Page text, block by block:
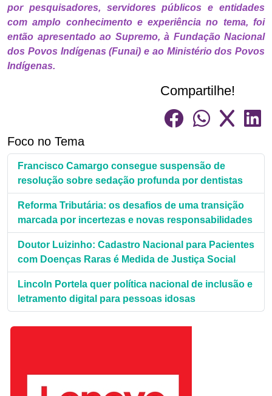
por pesquisadores, servidores públicos e entidades
com amplo conhecimento e experiência no tema, foi
então apresentado ao Supremo, à Fundação Nacional
dos Povos Indígenas (Funai) e ao Ministério dos Povos
Indígenas.
Compartilhe!
Foco no Tema
Francisco Camargo consegue suspensão de
resolução sobre sedação profunda por dentistas
Reforma Tributária: os desafios de uma transição
marcada por incertezas e novas responsabilidades
Doutor Luizinho: Cadastro Nacional para Pacientes
com Doenças Raras é Medida de Justiça Social
Lincoln Portela quer política nacional de inclusão e
letramento digital para pessoas idosas